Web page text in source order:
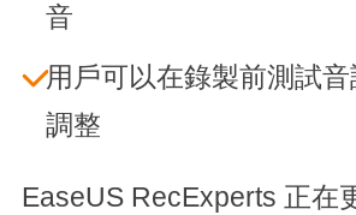
音
用戶可以在錄製前測試
調整
EaseUS RecExperts 正在